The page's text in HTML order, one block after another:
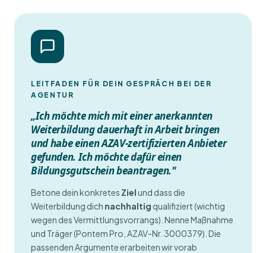
LEITFADEN FÜR DEIN GESPRÄCH BEI DER
AGENTUR
„Ich möchte mich mit einer anerkannten
Weiterbildung dauerhaft in Arbeit bringen
und habe einen AZAV-zertifizierten Anbieter
gefunden. Ich möchte dafür einen
Bildungsgutschein beantragen."
Betone dein konkretes Zielund dass die
Weiterbildung dich nachhaltig qualifiziert (wichtig
wegen des Vermittlungsvorrangs). Nenne Maßnahme
und Träger (Pontem Pro, AZAV-Nr. 3000379). Die
passenden Argumente erarbeiten wir vorab